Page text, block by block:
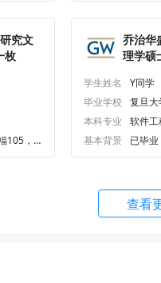
究文
枚
105，G
乔治华
理学硕
学生姓名
Y同学
毕业学校
复旦大
本科专业
软件工
基本背景
已毕
查看